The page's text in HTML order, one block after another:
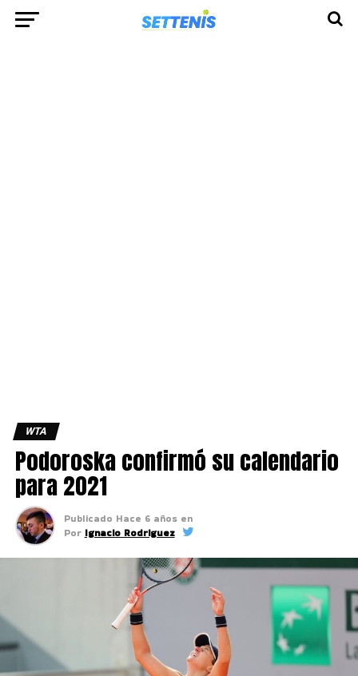
WTA
Podoroska confirmó su calendario
para 2021
Publicado Hace 6 años en
Por Ignacio Rodriguez